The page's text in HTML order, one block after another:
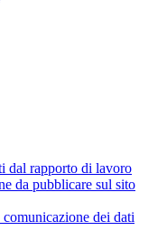
dal rapporto di lavoro
da pubblicare sul sito
dei dati